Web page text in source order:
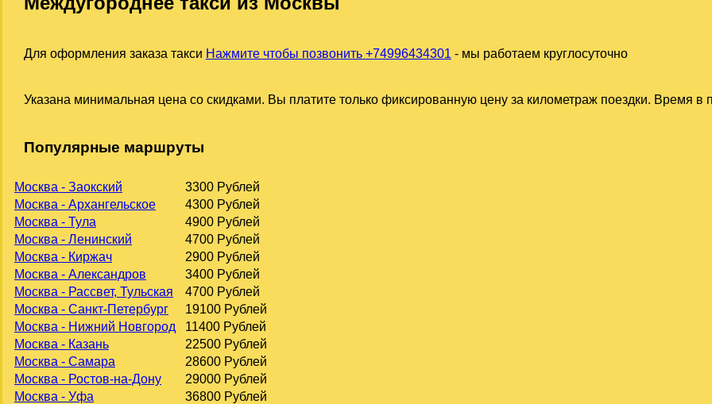
Для оформления заказа такси Нажмите чтобы позвонить +74996434301 - мы работаем круглосуточно
Указана минимальная цена со скидками. Вы платите только фиксированную цену за километраж поездки. Время в
Популярные маршруты
Москва - Заокский
3300 Рублей
Москва - Архангельское
4300 Рублей
Москва - Тула
4900 Рублей
Москва - Ленинский
4700 Рублей
Москва - Киржач
2900 Рублей
Москва - Александров
3400 Рублей
Москва - Рассвет, Тульская
4700 Рублей
Москва - Санкт-Петербург
19100 Рублей
Москва - Нижний Новгород
11400 Рублей
Москва - Казань
22500 Рублей
Москва - Самара
28600 Рублей
Москва - Ростов-на-Дону
29000 Рублей
Москва - Уфа
36800 Рублей